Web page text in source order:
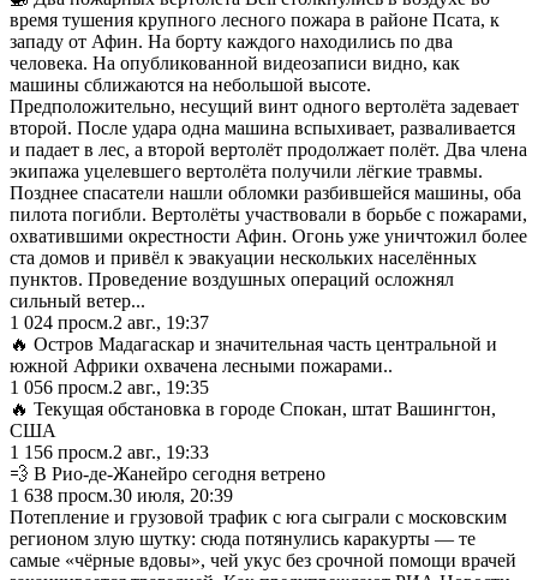
время тушения крупного лесного пожара в районе Псата, к
западу от Афин. На борту каждого находились по два
человека. На опубликованной видеозаписи видно, как
машины сближаются на небольшой высоте.
Предположительно, несущий винт одного вертолёта задевает
второй. После удара одна машина вспыхивает, разваливается
и падает в лес, а второй вертолёт продолжает полёт. Два члена
экипажа уцелевшего вертолёта получили лёгкие травмы.
Позднее спасатели нашли обломки разбившейся машины, оба
пилота погибли. Вертолёты участвовали в борьбе с пожарами,
охватившими окрестности Афин. Огонь уже уничтожил более
ста домов и привёл к эвакуации нескольких населённых
пунктов. Проведение воздушных операций осложнял
сильный ветер...
1 024 просм.2 авг., 19:37
🔥 Остров Мадагаскар и значительная часть центральной и
южной Африки охвачена лесными пожарами..
1 056 просм.2 авг., 19:35
🔥 Текущая обстановка в городе Спокан, штат Вашингтон,
США
1 156 просм.2 авг., 19:33
💨 В Рио-де-Жанейро сегодня ветрено
1 638 просм.30 июля, 20:39
Потепление и грузовой трафик с юга сыграли с московским
регионом злую шутку: сюда потянулись каракурты — те
самые «чёрные вдовы», чей укус без срочной помощи врачей